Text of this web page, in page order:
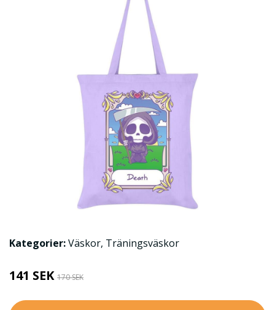
Kategorier:Väskor, Träningsväskor
141 SEK 170 SEK